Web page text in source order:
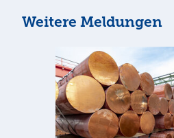
Weitere Meldungen